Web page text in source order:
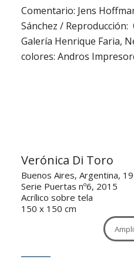
Comentario: Jens
Sánchez /
Galería Henrique Faria,
colores: Andros
Verónica Di Toro
Buenos Aires, Argentina,
Serie Puertas nº6, 2015
Acrílico sobre tela
150 x 150 cm